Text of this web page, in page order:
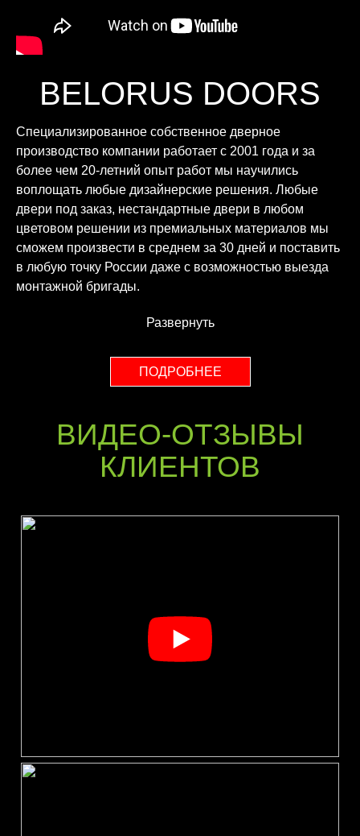
BELORUS DOORS
Специализированное собственное дверное
производство компании работает с 2001 года и за
более чем 20-летний опыт работ мы научились
воплощать любые дизайнерские решения. Любые
двери под заказ, нестандартные двери в любом
цветовом решении из премиальных материалов мы
сможем произвести в среднем за 30 дней и поставить
в любую точку России даже с возможностью выезда
монтажной бригады.
Развернуть
ПОДРОБНЕЕ
ВИДЕО-ОТЗЫВЫ
КЛИЕНТОВ